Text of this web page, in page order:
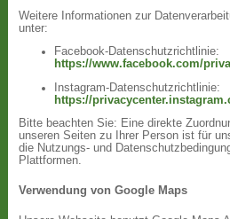
Weitere Informationen zur
unter:
Facebook-Datenschutzrichtlinie:
https://www.facebook.com/
Instagram-Datenschutzrichtlinie:
https://
Bitte beachten Sie: Eine direkte
unseren Seiten zu Ihrer Person ist für
die Nutzungs- und
Plattformen.
Verwendung von Google Maps